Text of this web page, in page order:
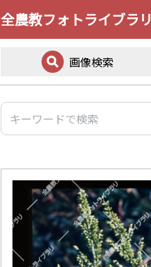
全農教フォトライブラリ
画像検索